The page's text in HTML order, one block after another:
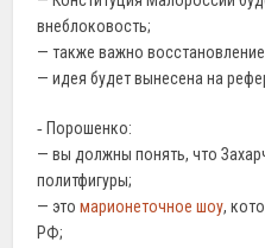
внеблоковость;
— также важно
— идея будет вынесена на
‐ Порошенко:
— вы должны понять, что
политфигуры;
— этомарионеточное шоу,
РФ;